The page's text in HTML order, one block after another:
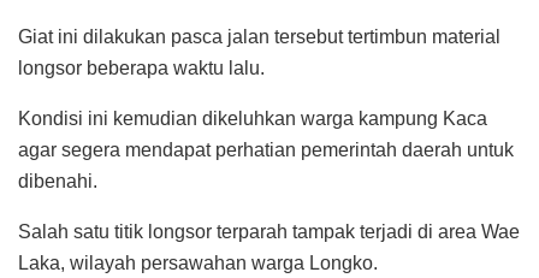
Giat ini dilakukan pasca jalan tersebut tertimbun material
longsor beberapa waktu lalu.
Kondisi ini kemudian dikeluhkan warga kampung Kaca
agar segera mendapat perhatian pemerintah daerah untuk
dibenahi.
Salah satu titik longsor terparah tampak terjadi di area Wae
Laka, wilayah persawahan warga Longko.